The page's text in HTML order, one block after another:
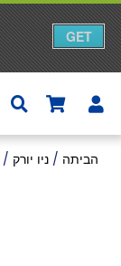
הביתה / ניו יורק /
ע
ג
GET